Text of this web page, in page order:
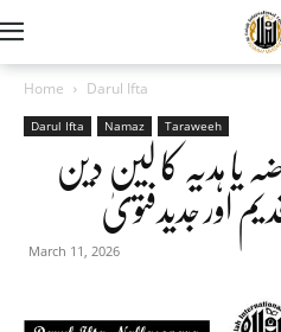
Home Darul Ifta
Darul Ifta Namaz Taraweeh
یا ہدیہ کا لین دین
اور جدیدفتویٰ
March 11, 2026